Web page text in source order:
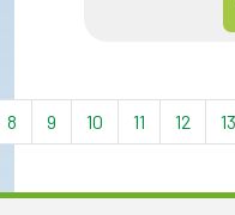
8 9 10 11 12 13